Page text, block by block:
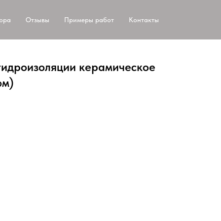
Отзывы Примеры работ Контакты
керамическое